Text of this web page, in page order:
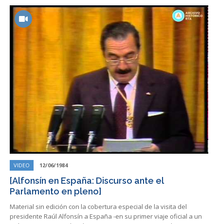
VIDEO 12/06/1984
[Alfonsín en España: Discurso ante el
Parlamento en pleno]
Material sin edición con la cobertura especial de la visita del
presidente Raúl Alfonsín a España -en su primer viaje oficial a un